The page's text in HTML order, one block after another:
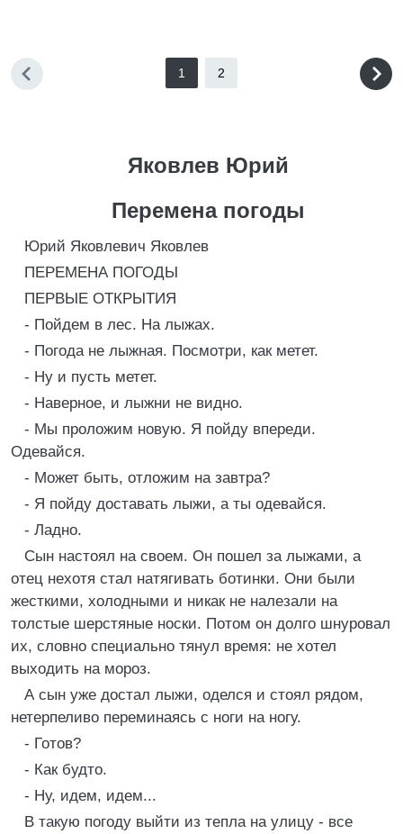
1 2
Яковлев Юрий
Перемена погоды
Юрий Яковлевич Яковлев
ПЕРЕМЕНА ПОГОДЫ
ПЕРВЫЕ ОТКРЫТИЯ
- Пойдем в лес. На лыжах.
- Погода не лыжная. Посмотри, как метет.
- Ну и пусть метет.
- Наверное, и лыжни не видно.
- Мы проложим новую. Я пойду впереди.
Одевайся.
- Может быть, отложим на завтра?
- Я пойду доставать лыжи, а ты одевайся.
- Ладно.
Сын настоял на своем. Он пошел за лыжами, а
отец нехотя стал натягивать ботинки. Они были
жесткими, холодными и никак не налезали на
толстые шерстяные носки. Потом он долго шнуровал
их, словно специально тянул время: не хотел
выходить на мороз.
А сын уже достал лыжи, оделся и стоял рядом,
нетерпеливо переминаясь с ноги на ногу.
- Готов?
- Как будто.
- Ну, идем, идем...
В такую погоду выйти из тепла на улицу - все